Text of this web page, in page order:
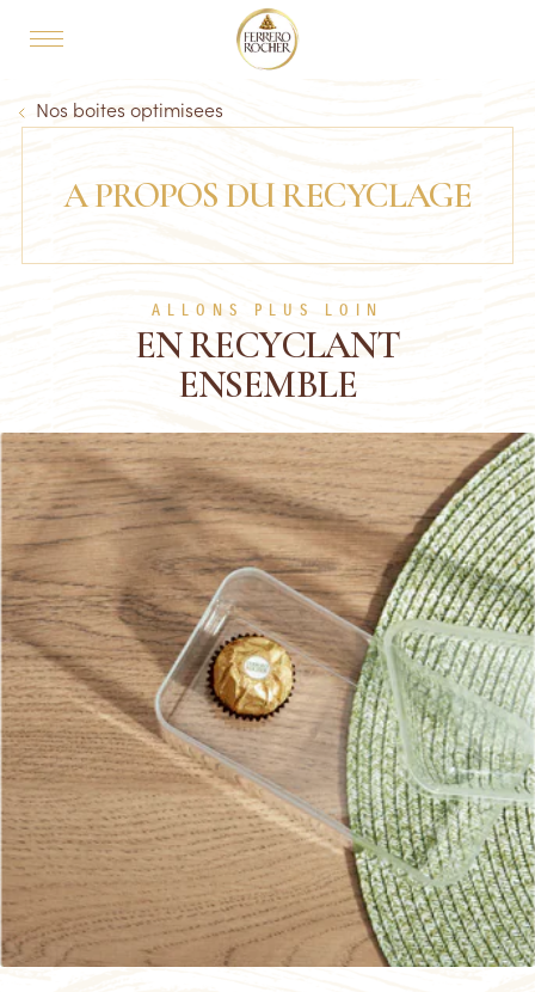
MAIN NAVIGATION
Breadcrumb
Nos boites optimisees
A PROPOS DU RECYCLAGE
ALLONS PLUS LOIN
EN RECYCLANT
ENSEMBLE